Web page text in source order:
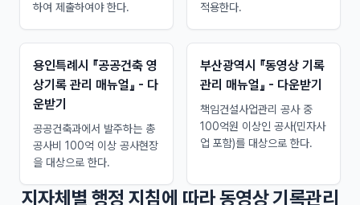
하여 제출하여야 한다.
적용한다.
용인특례시 『공공건축 영
상기록 관리 매뉴얼』 - 다
운받기
공공건축과에서 발주하는 총
공사비 100억 이상 공사현장
을 대상으로 한다.
부산광역시 『동영상 기록
관리 매뉴얼』 - 다운받기
책임건설사업관리 공사 중
100억원 이상인 공사(민자사
업 포함)를 대상으로 한다.
지자체별 행정 지침에 따라 동영상 기록관리